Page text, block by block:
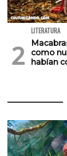
LITERATURA
como
habían